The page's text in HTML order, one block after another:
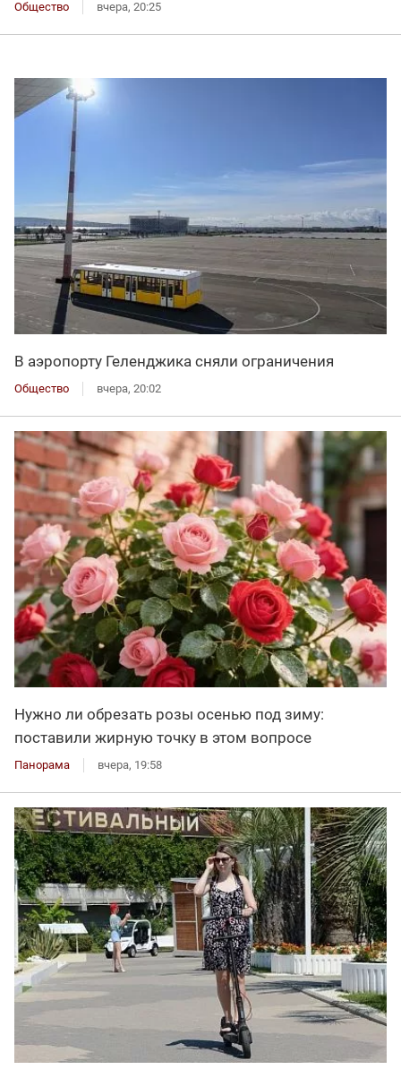
Общество вчера, 20:25
В аэропорту Геленджика сняли ограничения
Общество вчера, 20:02
Нужно ли обрезать розы осенью под зиму:
поставили жирную точку в этом вопросе
Панорама вчера, 19:58